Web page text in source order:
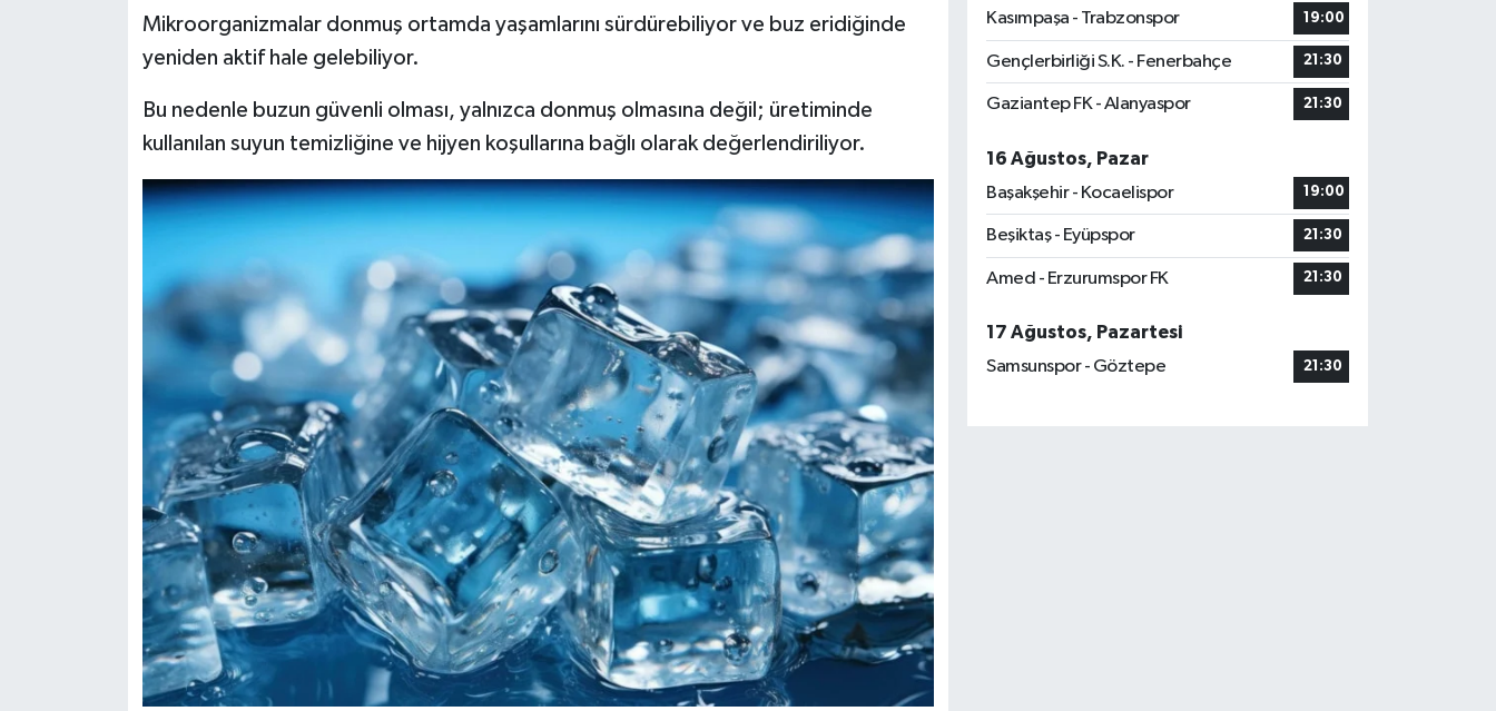
Mikroorganizmalar donmuş ortamda yaşamlarını sürdürebiliyor ve buz eridiğinde
yeniden aktif hale gelebiliyor.
Bu nedenle buzun güvenli olması, yalnızca donmuş olmasına değil; üretiminde
kullanılan suyun temizliğine ve hijyen koşullarına bağlı olarak değerlendiriliyor.
Kasımpaşa - Trabzonspor 19:00
Gençlerbirliği S.K. - Fenerbahçe 21:30
Gaziantep FK - Alanyaspor 21:30
16 Ağustos, Pazar
Başakşehir - Kocaelispor
19:00
Beşiktaş - Eyüpspor 21:30
Amed - Erzurumspor FK 21:30
17 Ağustos, Pazartesi
Samsunspor - Göztepe
21:30
Resmi İlan
Teknoloji